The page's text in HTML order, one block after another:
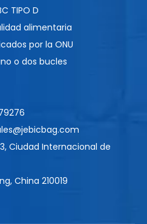
TIPO D
alimentaria
por la ONU
o dos bucles
Ciudad Internacional de
China 210019